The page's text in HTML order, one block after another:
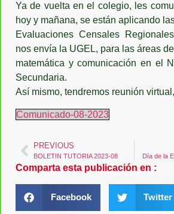
Ya de vuelta en el colegio, les
hoy y mañana, se están aplicando
Evaluaciones Censales
nos envía la UGEL, para las áreas de
matemática y comunicación en el
Secundaria.
Así mismo, tendremos reunión
Comunicado-08-2023
PREVIOUS
BOLETIN TUTORIA 2023-08 Día de la
Comparta esta publicación en :
Facebook Twitter